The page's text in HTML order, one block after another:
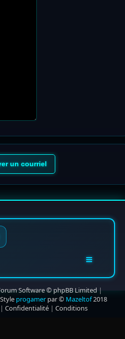
Software © phpBB Limited |
Style progamerpar © Mazeltof2018
Confidentialité| Conditions